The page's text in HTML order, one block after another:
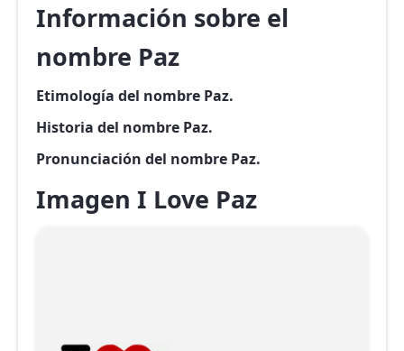
Información sobre el
nombre Paz
Etimología del nombre Paz.
Historia del nombre Paz.
Pronunciación del nombre Paz.
Imagen I Love Paz